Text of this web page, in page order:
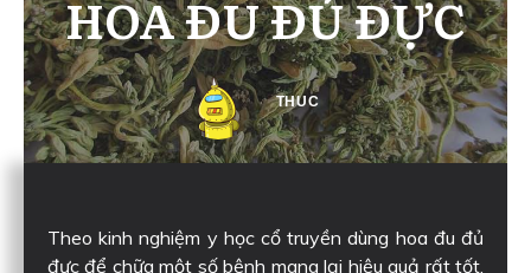
HOA ĐU ĐỦ ĐỰC
THUC
Theo kinh nghiệm y học cổ truyền dùng hoa đu đủ
đực để chữa một số bệnh mang lại hiệu quả rất tốt.